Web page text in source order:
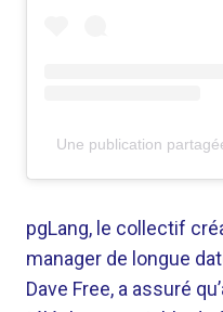
Une publication
pgLang, le collectif
manager de longue
Dave Free, a assuré